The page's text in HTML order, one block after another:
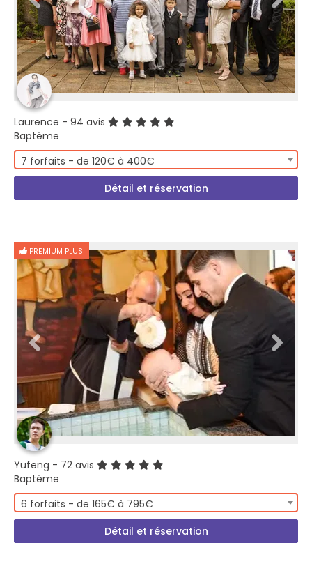
Laurence - 94 avis
Baptême
7 forfaits - de 120€ à 400€
Détail et réservation
PREMIUM PLUS
Yufeng - 72 avis
Baptême
6 forfaits - de 165€ à 795€
Détail et réservation